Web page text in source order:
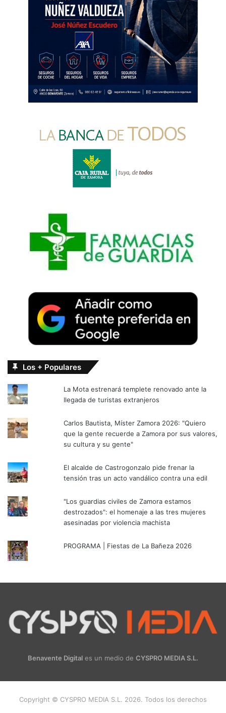
Los + Populares
La Mota estrenará templete renovado ante la
llegada de turistas extranjeros
Carlos Bautista, Míster Zamora 2026: "Quiero
que la gente recuerde a Zamora por sus valores,
su cultura y su gente"
El alcalde de Castrogonzalo pide frenar la
tensión tras un acto vandálico contra una edil
"Los guardias civiles de Zamora estamos
destrozados": el homenaje a las tres mujeres
asesinadas por violencia machista
PROGRAMA | Fiestas de La Bañeza 2026
Benavente Digital es un medio de CYSPRO MEDIA S.L.
Copyright © CYSPRO MEDIA S.L. 2026. Todos los derechos